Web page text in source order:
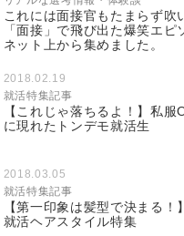
これには面接官もたまらず吹
「面接」で飛び出た爆笑エピ
ネット上から集めました。
2018.02.19
就活特集記事
【これじゃ落ちるよ！】私服
に現れたトンデモ就活生
2018.03.05
就活特集記事
【第一印象は髪型で決まる！
就活ヘアスタイル特集